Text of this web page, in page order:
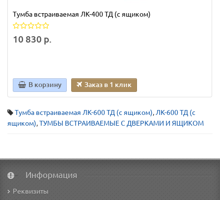
Тумба встраиваемая ЛК-400 ТД (с ящиком)
10 830 р.
В корзину Заказ в 1 клик
Тумба встраиваемая ЛК-600 ТД (с ящиком), ЛК-600 ТД (с
ящиком),ТУМБЫ ВСТРАИВАЕМЫЕ С ДВЕРКАМИ И ЯЩИКОМ
Информация
Реквизиты